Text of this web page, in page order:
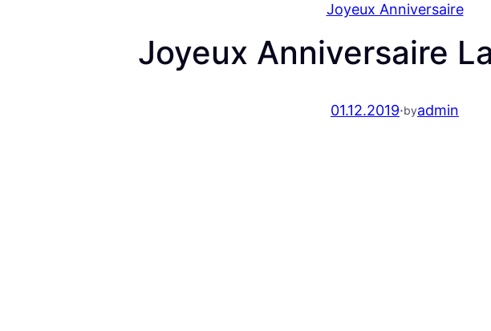
Joyeux Anniversaire
Joyeux Anniversaire
01.12.2019·byadmin